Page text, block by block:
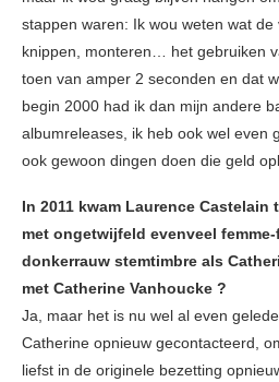
stappen waren: Ik wou weten wat
knippen, monteren… het gebruiken
toen van amper 2 seconden en dat
begin 2000 had ik dan mijn andere
albumreleases, ik heb ook wel even
ook gewoon dingen doen die geld
In 2011 kwam Laurence
met ongetwijfeld evenveel
donkerrauw stemtimbre als
met Catherine Vanhoucke ?
Ja, maar het is nu wel al even
Catherine opnieuw gecontacteerd,
liefst in de originele bezetting